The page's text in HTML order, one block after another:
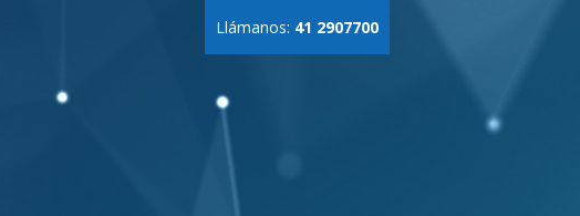
Llámanos: 41 2907700